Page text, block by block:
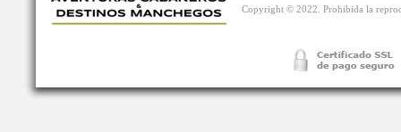
Copyright © 2022. Prohibida la